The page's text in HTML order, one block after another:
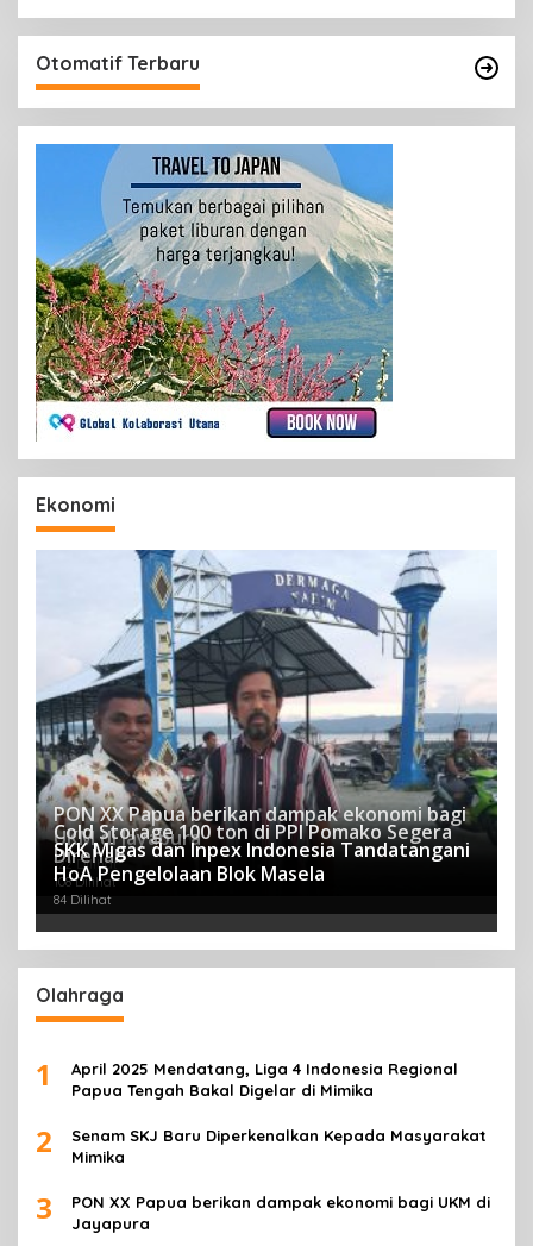
Otomatif Terbaru
Ekonomi
PON XX Papua berikan dampak ekonomi bagi
UKM di Jayapura
122 Dilihat
Cold Storage 100 ton di PPI Pomako Segera
Direhab
108 Dilihat
SKK Migas dan Inpex Indonesia Tandatangani
HoA Pengelolaan Blok Masela
84 Dilihat
Olahraga
1
April 2025 Mendatang, Liga 4 Indonesia Regional
Papua Tengah Bakal Digelar di Mimika
2
Senam SKJ Baru Diperkenalkan Kepada Masyarakat
Mimika
3
PON XX Papua berikan dampak ekonomi bagi UKM di
Jayapura